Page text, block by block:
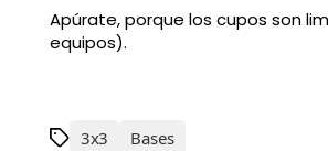
Apúrate, porque los cupos son
equipos).
3x3
Bases